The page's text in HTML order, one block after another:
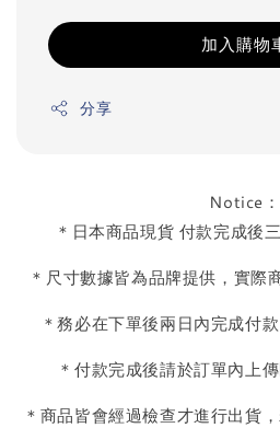
加入購物
分享
Notice：
＊日本商品現貨 付款完成後
＊尺寸數據皆為品牌提供，實際
＊務必在下單後兩日內完成付
＊付款完成後請於訂單內上
＊商品皆會經過檢查才進行出貨